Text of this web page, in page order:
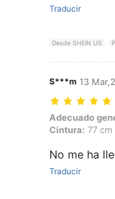
Traducir
Desde SHEIN US
S***m 13
Adecuado
Adecuado
Cintura: 77
No me ha
Traducir